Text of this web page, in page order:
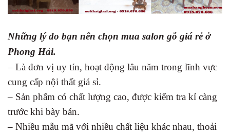
Những lý do bạn nên chọn mua salon gỗ giá rẻ ở
Phong Hải.
– Là đơn vị uy tín, hoạt động lâu năm trong lĩnh vực
cung cấp nội thất giá sỉ.
– Sản phẩm có chất lượng cao, được kiểm tra kỉ càng
trước khi bày bán.
– Nhiều mẫu mã với nhiều chất liệu khác nhau, thoải